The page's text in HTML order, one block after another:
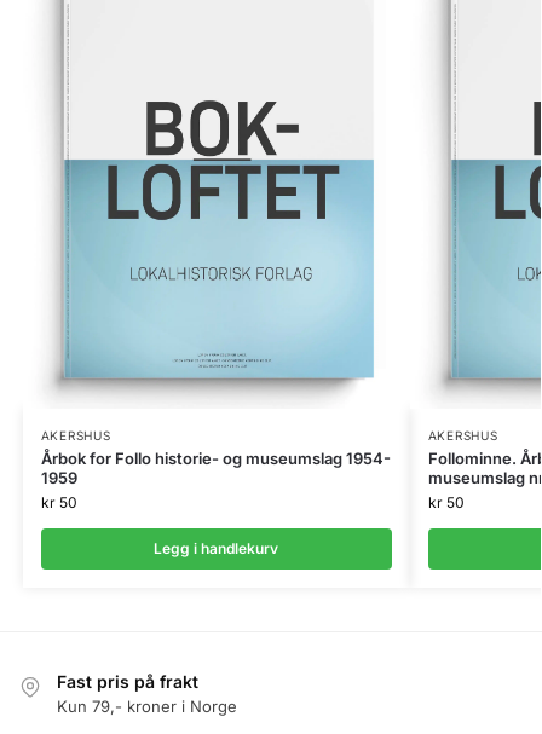
AKERSHUS
Årbok for Follo historie- og museumslag 1954-
1959
kr50
Legg i handlekurv
AKERSHUS
Follominne.
museumslag
kr50
Fast pris på frakt
Kun 79,- kroner i Norge